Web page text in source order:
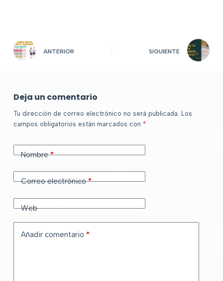
ANTERIOR SIGUIENTE
Deja un comentario
Tu dirección de correo electrónico no será publicada. Los
campos obligatorios están marcados con*
Nombre*
Correo electrónico*
Web
Añadir comentario *